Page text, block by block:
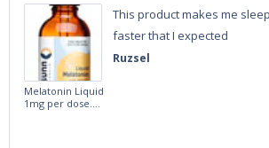
Ruzsel
This product makes me sleep
faster that I expected
Melatonin Liquid
1mg per dose.